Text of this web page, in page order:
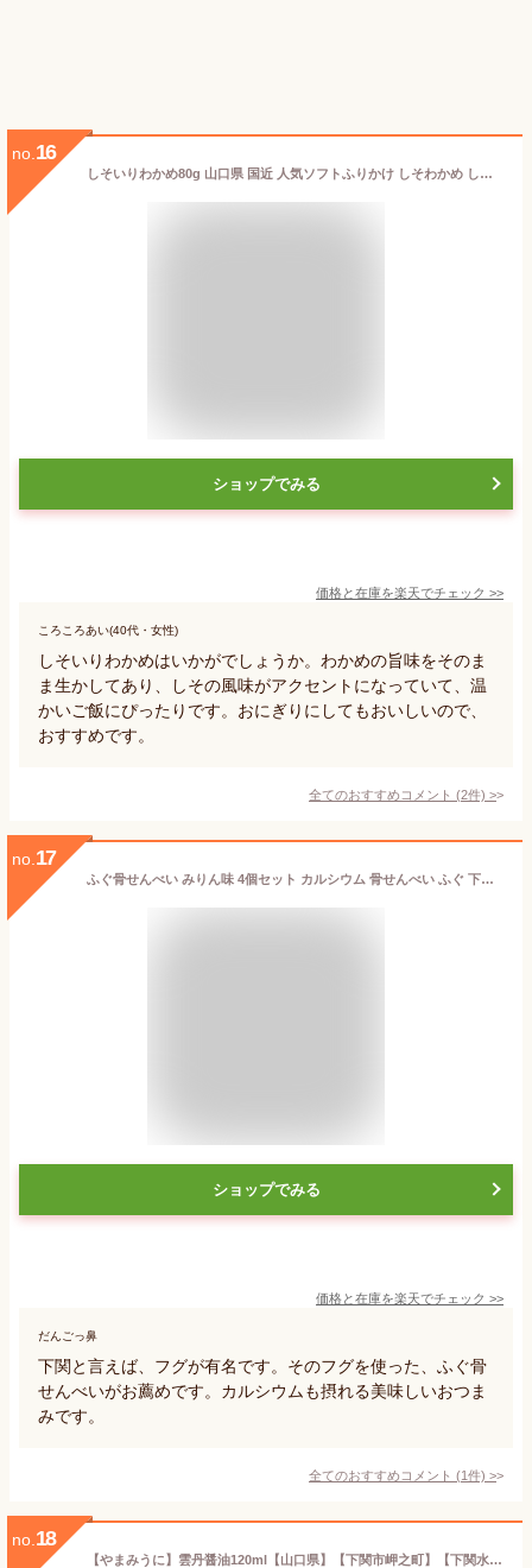
no. 16
しそいりわかめ80g 山口県 国近 人気ソフトふりかけ しそわかめ しそ わかめ 国近商店 長門市 ご飯のお供 手土産 山口の味 ふりかけ おにぎり
ショップでみる
価格と在庫を楽天でチェック >>
ころころあい(40代・女性)
しそいりわかめはいかがでしょうか。わかめの旨味をそのま
ま生かしてあり、しその風味がアクセントになっていて、温
かいご飯にぴったりです。おにぎりにしてもおいしいので、
おすすめです。
全てのおすすめコメント (2件) >
no. 17
ふぐ骨せんべい みりん味 4個セット カルシウム 骨せんべい ふぐ 下関 おつまみ おやつ お土産 送料無料
ショップでみる
価格と在庫を楽天でチェック >>
だんごっ鼻
下関と言えば、フグが有名です。そのフグを使った、ふぐ骨
せんべいがお薦めです。カルシウムも摂れる美味しいおつま
みです。
全てのおすすめコメント (1件) >
no. 18
【やまみうに】雲丹醤油120ml【山口県】【下関市岬之町】【下関水陸物産株式会社】【うに醤油】【ウニ醤油】